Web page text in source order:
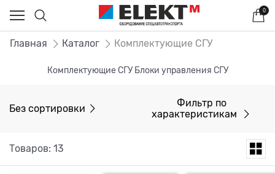
0
Главная Каталог Комплектующие СГУ
Комплектующие СГУ Блоки управления СГУ
Без сортировки
Фильтр по
характеристикам
Товаров: 13